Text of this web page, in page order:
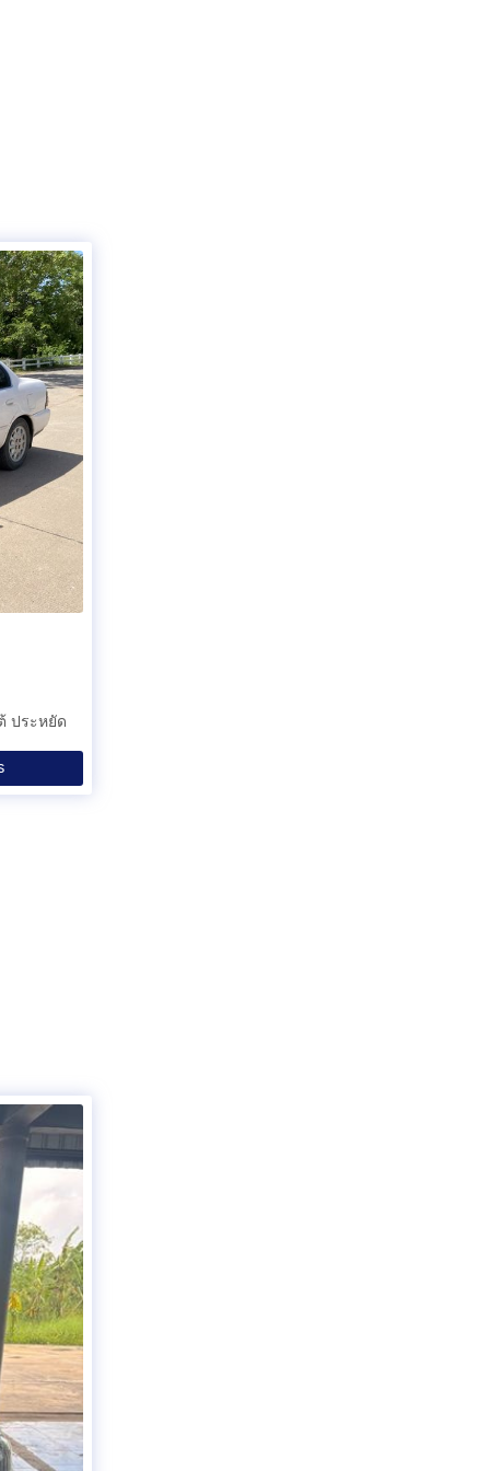
ประหยัด